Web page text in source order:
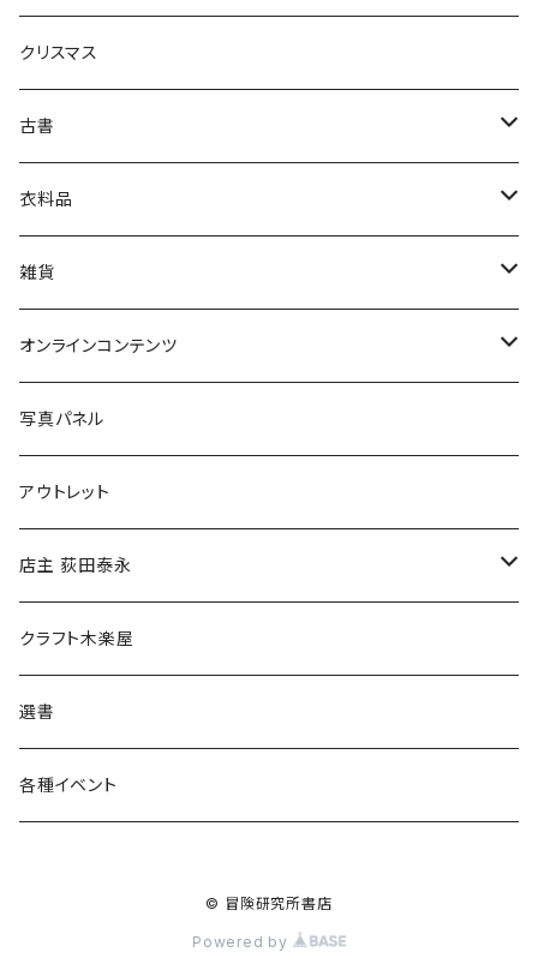
芸術・絵画・写真
絵本・児童書
娯楽・エンターテインメント
クリスマス
古書
古書セット
美術
衣料品
POLEWARDS
Tシャツ
雑貨
バッグ
ブックカバー
マグカップ
傘
食料品
その他
オンラインコンテンツ
冒険クロストーク
写真パネル
アウトレット
店主 荻田泰永
書籍
ウェア
クラフト木楽屋
選書
各種イベント
© 冒険研究所書店
Powered by